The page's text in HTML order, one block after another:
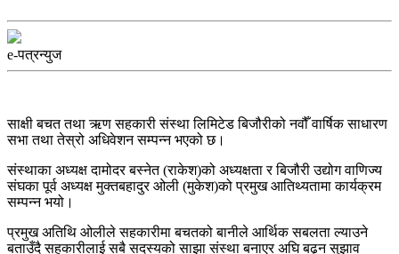
e-पत्रन्युज
साक्षी बचत तथा ऋण सहकारी संस्था लिमिटेड बिजौरीको नवौँ वार्षिक साधारण
सभा तथा तेस्रो अधिवेशन सम्पन्न भएको छ।
संस्थाका अध्यक्ष दामोदर बस्नेत (राकेश)को अध्यक्षता र बिजौरी उद्योग वाणिज्य
संघका पूर्व अध्यक्ष मुक्तबहादुर ओली (मुकेश)को प्रमुख आतिथ्यतामा कार्यक्रम
सम्पन्न भयो।
प्रमुख अतिथि ओलीले सहकारीमा बचतको बानीले आर्थिक सबलता ल्याउने
बताउँदै सहकारीलाई सबै सदस्यको साझा संस्था बनाएर अघि बढ्न सुझाव